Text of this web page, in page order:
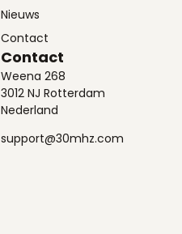
Nieuws
Contact
Contact
Weena 268
3012 NJ Rotterdam
Nederland
support@30mhz.com